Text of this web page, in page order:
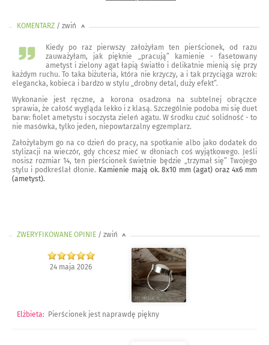
KOMENTARZ / zwiń <
Kiedy po raz pierwszy założyłam ten pierścionek, od razu
zauważyłam, jak pięknie „pracują” kamienie - fasetowany
ametyst i zielony agat łapią światło i delikatnie mienią się przy
każdym ruchu. To taka biżuteria, która nie krzyczy, a i tak przyciąga wzrok:
elegancka, kobieca i bardzo w stylu „drobny detal, duży efekt”.
Wykonanie jest ręczne, a korona osadzona na subtelnej obrączce
sprawia, że całość wygląda lekko i z klasą. Szczególnie podoba mi się duet
barw: fiolet ametystu i soczysta zieleń agatu. W środku czuć solidność - to
nie masówka, tylko jeden, niepowtarzalny egzemplarz.
Założyłabym go na co dzień do pracy, na spotkanie albo jako dodatek do
stylizacji na wieczór, gdy chcesz mieć w dłoniach coś wyjątkowego. Jeśli
nosisz rozmiar 14, ten pierścionek świetnie będzie „trzymał się” Twojego
stylu i podkreślał dłonie. Kamienie mają ok. 8x10 mm (agat) oraz 4x6 mm
(ametyst).
ZWERYFIKOWANE OPINIE / zwiń >
24 maja 2026
Elżbieta: Pierścionek jest naprawdę piękny